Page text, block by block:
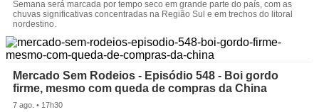
Semana será marcada por tempo seco em grande parte do país, com as
chuvas significativas concentradas na Região Sul e em trechos do litoral
nordestino.
Mercado Sem Rodeios - Episódio 548 - Boi gordo
firme, mesmo com queda de compras da China
7 ago. • 17h30